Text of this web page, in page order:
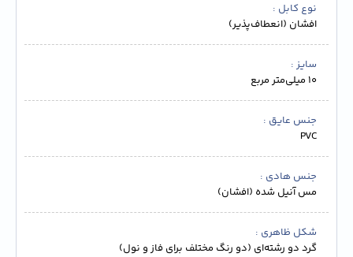
نوع کابل
افشان (انعطاف‌پذیر)
سایز
10 میلی‌متر مربع
جنس عایق
PVC
جنس هادی
مس آنیل شده (افشان)
شکل ظاهری
گرد دو رشته‌ای (دو رنگ مختلف برای فاز و نول)